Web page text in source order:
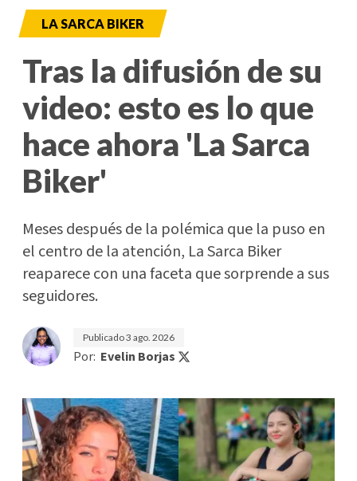
LA SARCA BIKER
Tras la difusión de su
video: esto es lo que
hace ahora 'La Sarca
Biker'
Meses después de la polémica que la puso en
el centro de la atención, La Sarca Biker
reaparece con una faceta que sorprende a sus
seguidores.
Publicado3 ago. 2026
Por: Evelin Borjas